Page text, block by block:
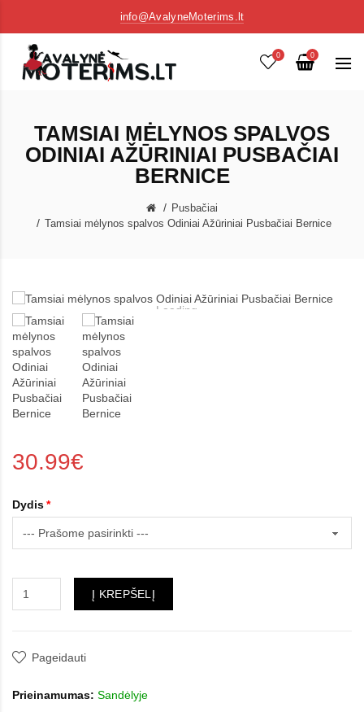
info@AvalyneMoterims.lt
0 0
TAMSIAI MĖLYNOS SPALVOS
ODINIAI AŽŪRINIAI PUSBAČIAI
BERNICE
Pusbačiai
Tamsiai mėlynos spalvos Odiniai Ažūriniai Pusbačiai Bernice
Loading...
30.99€
Dydis
Į KREPŠELĮ
Pageidauti
Prieinamumas: Sandėlyje